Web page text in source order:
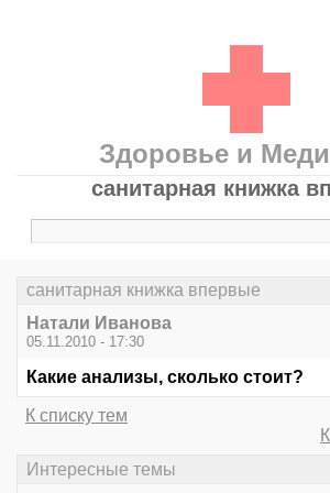
Здоровье и
санитарная книжка
санитарная книжка впервые
Натали Иванова
05.11.2010 - 17:30
Какие анализы, сколько стоит?
К списку тем
Интересные темы